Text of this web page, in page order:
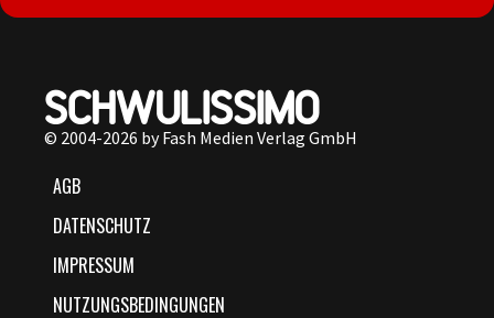
© 2004-2026 by Fash Medien Verlag GmbH
AGB
DATENSCHUTZ
IMPRESSUM
NUTZUNGSBEDINGUNGEN